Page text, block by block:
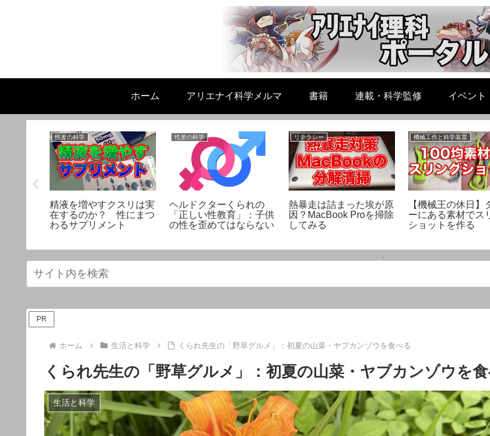
ホーム アリエナイ科学メルマ 書籍 連載・科学監修 イベント
性差の科学
精液を増やすクスリは実
在するのか？ 性にまつ
わるサプリメント
性差の科学
ヘルドクターくられの
「正しい性教育」：子供
の性を歪めてはならない
リテラシー
熱暴走は詰まった埃が原
因？MacBook Proを掃除
してみる
機械工作と科学装置
【機械王の休日】
ーにある素材でス
ショットを作る
PR
ホーム 生活と科学 くられ先生の「野草グルメ」：初夏の山菜・ヤブカンゾウを食べる
くられ先生の「野草グルメ」：初夏の山菜・ヤブカンゾウを
生活と科学